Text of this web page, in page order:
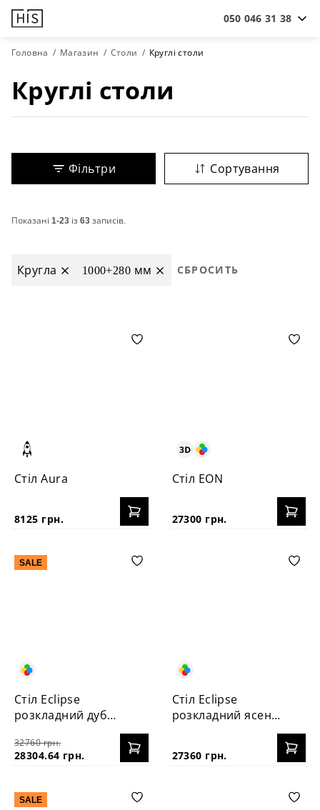
050 046 31 38
Головна Магазин Столи Круглі столи
Круглі столи
Фільтри Сортування
Показані 1-23 із63записів.
Кругла 1000+280 мм СБРОСИТЬ
Стіл Aura
8125 грн.
Стіл EON
27300 грн.
SALE
Стіл Eclipse
розкладний дуб
32760 грн.
28304.64 грн.
Стіл Eclipse
розкладний ясень
27360 грн.
SALE